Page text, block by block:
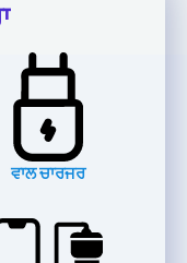
ਵਾਲ ਚਾਰਜਰ